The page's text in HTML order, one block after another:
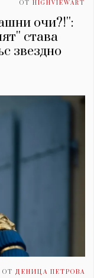
ОТ HIGHVIEWART
очи?!'':
става
звездно
ОТ ДЕНИЦА ПЕТРОВА